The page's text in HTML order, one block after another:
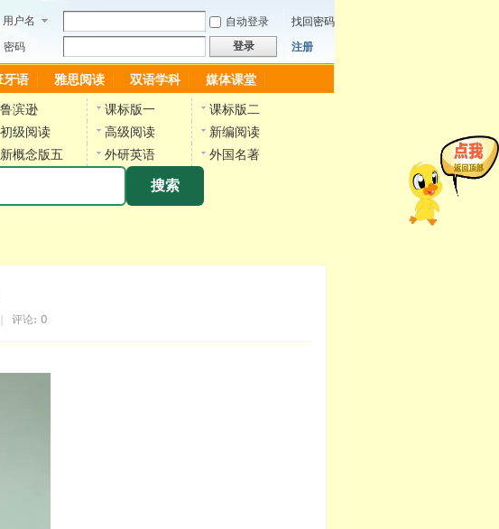
用户名 自动登录
找回密码
密码
登录 注册
牙语 雅思阅读 双语学科 媒体课堂
鲁滨逊 课标版一
课标版二
初级阅读 高级阅读
新编阅读
新概念版五 外研英语 外国名著
搜索
评论: 0